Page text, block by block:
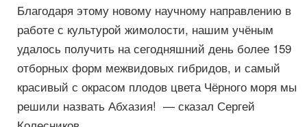
Благодаря этому новому научному направлению в
работе с культурой жимолости, нашим учёным
удалось получить на сегодняшний день более 159
отборных форм межвидовых гибридов, и самый
красивый с окрасом плодов цвета Чёрного моря мы
решили назвать Абхазия! — сказал Сергей